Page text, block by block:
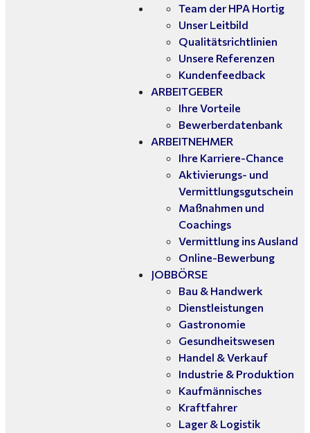
Team der HPA Hortig
Unser Leitbild
Qualitätsrichtlinien
Unsere Referenzen
Kundenfeedback
ARBEITGEBER
Ihre Vorteile
Bewerberdatenbank
ARBEITNEHMER
Ihre Karriere-Chance
Aktivierungs- und
Vermittlungsgutschein
Maßnahmen und
Coachings
Vermittlung ins Ausland
Online-Bewerbung
JOBBÖRSE
Bau & Handwerk
Dienstleistungen
Gastronomie
Gesundheitswesen
Handel & Verkauf
Industrie & Produktion
Kaufmännisches
Kraftfahrer
Lager & Logistik